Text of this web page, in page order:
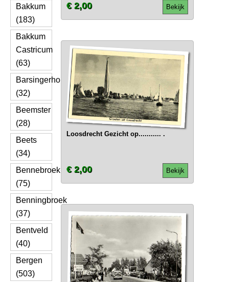
Bakkum
(183)
Bakkum
Castricum
(63)
Barsingerhorn
(32)
Beemster
(28)
Beets
(34)
Bennebroek
(75)
Benningbroek
(37)
Bentveld
(40)
Bergen
(503)
Bekijk
€ 2,00
Loosdrecht Gezicht op........... .
Bekijk
€ 2,00